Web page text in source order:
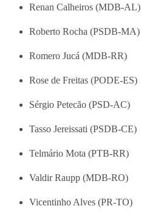
Renan Calheiros (MDB-AL)
Roberto Rocha (PSDB-MA)
Romero Jucá (MDB-RR)
Rose de Freitas (PODE-ES)
Sérgio Petecão (PSD-AC)
Tasso Jereissati (PSDB-CE)
Telmário Mota (PTB-RR)
Valdir Raupp (MDB-RO)
Vicentinho Alves (PR-TO)